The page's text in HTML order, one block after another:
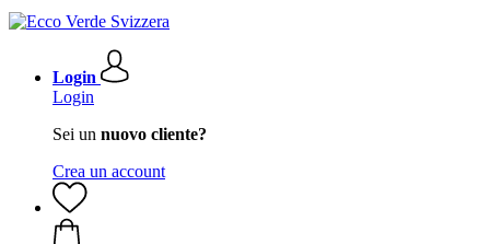
Login
Login
Sei un nuovo cliente?
Crea un account